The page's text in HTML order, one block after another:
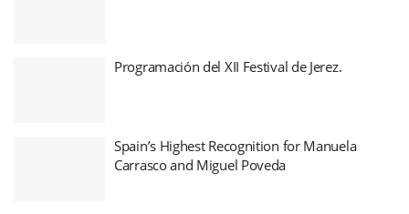
Programación del XII Festival de Jerez.
Spain’s Highest Recognition for Manuela
Carrasco and Miguel Poveda